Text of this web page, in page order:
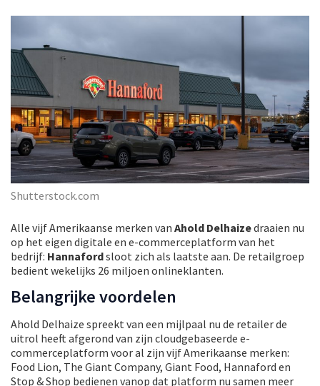
Shutterstock.com
Alle vijf Amerikaanse merken van Ahold Delhaizedraaien nu
op het eigen digitale en e-commerceplatform van het
bedrijf: Hannafordsloot zich als laatste aan. De retailgroep
bedient wekelijks 26 miljoen onlineklanten.
Belangrijke voordelen
Ahold Delhaize spreekt van een mijlpaal nu de retailer de
uitrol heeft afgerond van zijn cloudgebaseerde e-
commerceplatform voor al zijn vijf Amerikaanse merken:
Food Lion, The Giant Company, Giant Food, Hannaford en
Stop & Shop bedienen vanop dat platform nu samen meer